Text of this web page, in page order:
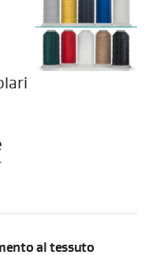
al tessuto